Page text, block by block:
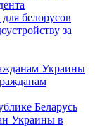
белорусов
за
Украины
Беларусь
Украины в